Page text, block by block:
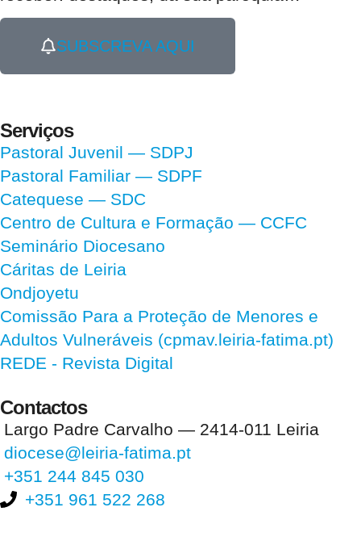
SUBSCREVA AQUI
Serviços
Pastoral Juvenil — SDPJ
Pastoral Familiar — SDPF
Catequese — SDC
Centro de Cultura e Formação — CCFC
Seminário Diocesano
Cáritas de Leiria
Ondjoyetu
Comissão Para a Proteção de Menores e
Adultos Vulneráveis (cpmav.leiria-fatima.pt)
REDE - Revista Digital
Contactos
Largo Padre Carvalho — 2414-011 Leiria
diocese@leiria-fatima.pt
+351 244 845 030
+351 961 522 268